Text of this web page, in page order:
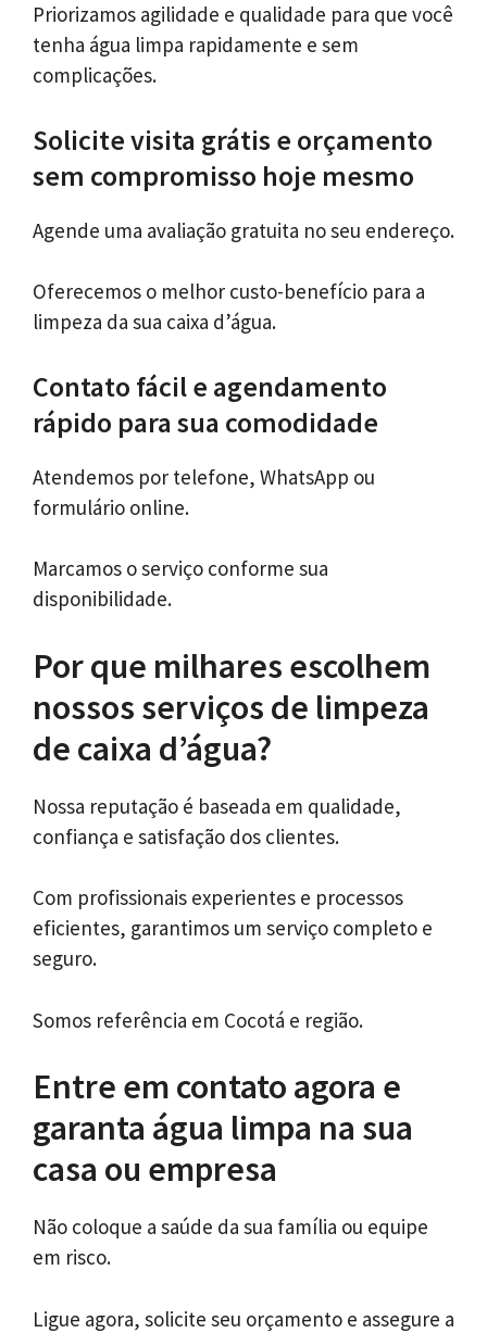
Priorizamos agilidade e qualidade para que você
tenha água limpa rapidamente e sem
complicações.
Solicite visita grátis e orçamento
sem compromisso hoje mesmo
Agende uma avaliação gratuita no seu endereço.
Oferecemos o melhor custo-benefício para a
limpeza da sua caixa d’água.
Contato fácil e agendamento
rápido para sua comodidade
Atendemos por telefone, WhatsApp ou
formulário online.
Marcamos o serviço conforme sua
disponibilidade.
Por que milhares escolhem
nossos serviços de limpeza
de caixa d’água?
Nossa reputação é baseada em qualidade,
confiança e satisfação dos clientes.
Com profissionais experientes e processos
eficientes, garantimos um serviço completo e
seguro.
Somos referência em Cocotá e região.
Entre em contato agora e
garanta água limpa na sua
casa ou empresa
Não coloque a saúde da sua família ou equipe
em risco.
Ligue agora, solicite seu orçamento e assegure a